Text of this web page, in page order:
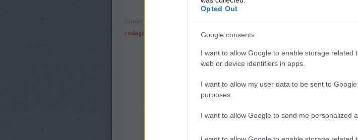
Opted Out
Google consents
I want to allow Google to enable storage related
web or device identifiers in apps.
I want to allow my user data to be sent to
purposes.
I want to allow Google to send me personalized
Pjotr Iljics CsajkovszkijIgor StravinskyJolantaNarodni
csalogány